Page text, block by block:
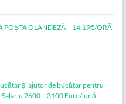
POȘTA OLANDEZĂ – 14,19€/ORĂ
și ajutor de bucătar pentru
2600 – 3100 Euro/lună.